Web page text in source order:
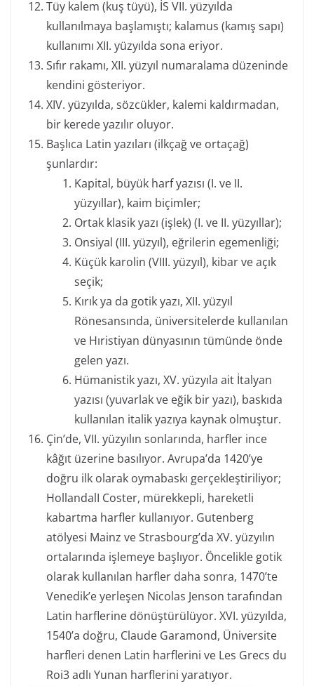
Tüy kalem (kuş tüyü), İS VII. yüzyılda
kullanılmaya başlamıştı; kalamus (kamış sapı)
kullanımı XII. yüzyılda sona eriyor.
Sıfır rakamı, XII. yüzyıl numaralama düzeninde
kendini gösteriyor.
XIV. yüzyılda, sözcükler, kalemi kaldırmadan,
bir kerede yazılır oluyor.
Başlıca Latin yazıları (ilkçağ ve ortaçağ)
şunlardır:
Kapital, büyük harf yazısı (I. ve II.
yüzyıllar), kaim biçimler;
Ortak klasik yazı (işlek) (I. ve II. yüzyıllar);
Onsiyal (III. yüzyıl), eğrilerin egemenliği;
Küçük karolin (VIII. yüzyıl), kibar ve açık
seçik;
Kırık ya da gotik yazı, XII. yüzyıl
Rönesansında, üniversitelerde kullanılan
ve Hıristiyan dünyasının tümünde önde
gelen yazı.
Hümanistik yazı, XV. yüzyıla ait İtalyan
yazısı (yuvarlak ve eğik bir yazı), baskıda
kullanılan italik yazıya kaynak olmuştur.
Çin’de, VII. yüzyılın sonlarında, harfler ince
kâğıt üzerine basılıyor. Avrupa’da 1420’ye
doğru ilk olarak oymabaskı gerçekleştiriliyor;
HollandalI Coster, mürekkepli, hareketli
kabartma harfler kullanıyor. Gutenberg
atölyesi Mainz ve Strasbourg’da XV. yüzyılın
ortalarında işlemeye başlıyor. Öncelikle gotik
olarak kullanılan harfler daha sonra, 1470’te
Venedik’e yerleşen Nicolas Jenson tarafından
Latin harflerine dönüştürülüyor. XVI. yüzyılda,
1540’a doğru, Claude Garamond, Üniversite
harfleri denen Latin harflerini ve Les Grecs du
Roi3 adlı Yunan harflerini yaratıyor.